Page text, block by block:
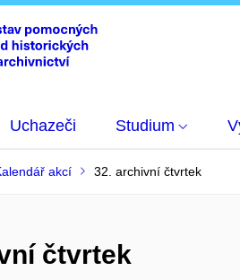
Uchazeči Studium
akcí 32. archivní čtvrtek
čtvrtek